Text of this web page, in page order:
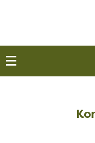
Tillbaks till
Snabblänkar
Kontakta oss